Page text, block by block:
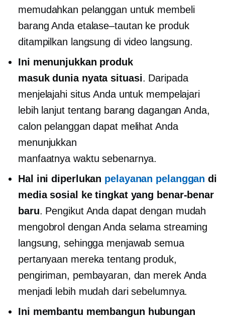
memudahkan pelanggan untuk membeli
barang Anda etalase–tautan ke produk
ditampilkan langsung di video langsung.
Ini menunjukkan produk
masukdunia nyatasituasi. Daripada
menjelajahi situs Anda untuk mempelajari
lebih lanjut tentang barang dagangan Anda,
calon pelanggan dapat melihat Anda
menunjukkan
manfaatnya waktu sebenarnya.
Hal ini diperlukan pelayanan pelanggan di
media sosial ke tingkat yang benar-benar
baru. Pengikut Anda dapat dengan mudah
mengobrol dengan Anda selama streaming
langsung, sehingga menjawab semua
pertanyaan mereka tentang produk,
pengiriman, pembayaran, dan merek Anda
menjadi lebih mudah dari sebelumnya.
Ini membantu membangun hubungan